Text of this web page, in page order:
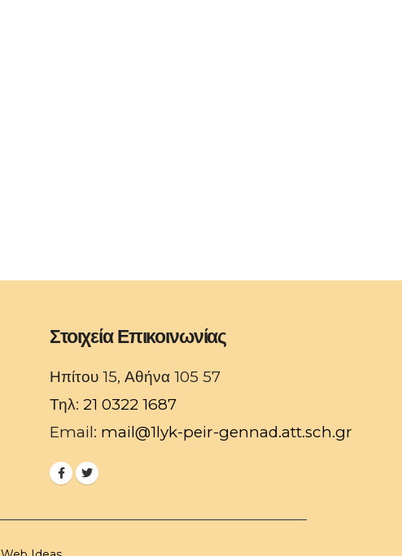
Στοιχεία Επικοινωνίας
Ηπίτου 15, Αθήνα 105 57
Τηλ: 21 0322 1687
Email: mail@1lyk-peir-gennad.att.sch.gr